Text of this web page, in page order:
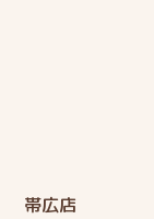
帯広店